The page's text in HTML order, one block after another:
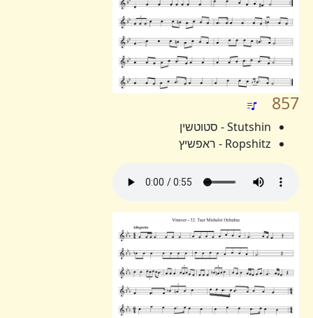
857
Stutshin - סטוטשין
Ropshitz - ראפשיץ